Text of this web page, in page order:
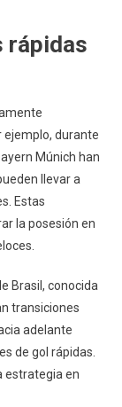
rápidas
ejemplo, durante
Múnich han
llevar a
Estas
la posesión en
Brasil, conocida
transiciones
adelante
de gol rápidas.
estrategia en